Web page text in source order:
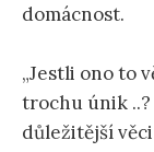
domácnost.
„Jestli ono to
trochu únik ..?
důležitější